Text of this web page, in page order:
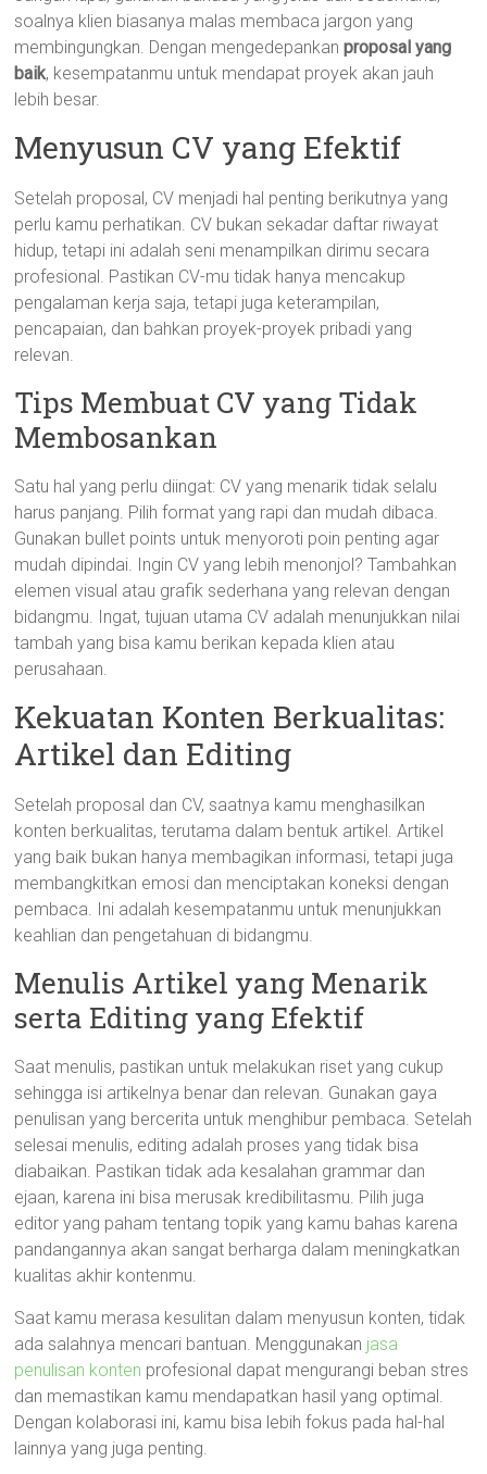
soalnya klien biasanya malas membaca jargon yang
membingungkan. Dengan mengedepankanproposal yang
baik, kesempatanmu untuk mendapat proyek akan jauh
lebih besar.
Menyusun CV yang Efektif
Setelah proposal, CV menjadi hal penting berikutnya yang
perlu kamu perhatikan. CV bukan sekadar daftar riwayat
hidup, tetapi ini adalah seni menampilkan dirimu secara
profesional. Pastikan CV-mu tidak hanya mencakup
pengalaman kerja saja, tetapi juga keterampilan,
pencapaian, dan bahkan proyek-proyek pribadi yang
relevan.
Tips Membuat CV yang Tidak
Membosankan
Satu hal yang perlu diingat: CV yang menarik tidak selalu
harus panjang. Pilih format yang rapi dan mudah dibaca.
Gunakan bullet points untuk menyoroti poin penting agar
mudah dipindai. Ingin CV yang lebih menonjol? Tambahkan
elemen visual atau grafik sederhana yang relevan dengan
bidangmu. Ingat, tujuan utama CV adalah menunjukkan nilai
tambah yang bisa kamu berikan kepada klien atau
perusahaan.
Kekuatan Konten Berkualitas:
Artikel dan Editing
Setelah proposal dan CV, saatnya kamu menghasilkan
konten berkualitas, terutama dalam bentuk artikel. Artikel
yang baik bukan hanya membagikan informasi, tetapi juga
membangkitkan emosi dan menciptakan koneksi dengan
pembaca. Ini adalah kesempatanmu untuk menunjukkan
keahlian dan pengetahuan di bidangmu.
Menulis Artikel yang Menarik
serta Editing yang Efektif
Saat menulis, pastikan untuk melakukan riset yang cukup
sehingga isi artikelnya benar dan relevan. Gunakan gaya
penulisan yang bercerita untuk menghibur pembaca. Setelah
selesai menulis, editing adalah proses yang tidak bisa
diabaikan. Pastikan tidak ada kesalahan grammar dan
ejaan, karena ini bisa merusak kredibilitasmu. Pilih juga
editor yang paham tentang topik yang kamu bahas karena
pandangannya akan sangat berharga dalam meningkatkan
kualitas akhir kontenmu.
Saat kamu merasa kesulitan dalam menyusun konten, tidak
ada salahnya mencari bantuan. Menggunakan jasa
penulisan konten profesional dapat mengurangi beban stres
dan memastikan kamu mendapatkan hasil yang optimal.
Dengan kolaborasi ini, kamu bisa lebih fokus pada hal-hal
lainnya yang juga penting.